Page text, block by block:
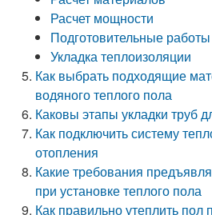
Расчет мощности
Подготовительные работы
Укладка теплоизоляции
Как выбрать подходящие
водяного теплого пола
Каковы этапы укладки труб
Как подключить систему
отопления
Какие требования
при установке теплого пола
Как правильно утеплить пол